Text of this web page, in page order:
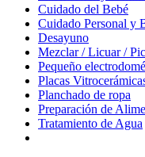
Cuidado del Bebé
Cuidado Personal y
Desayuno
Mezclar / Licuar /
Pequeño
Placas
Planchado de ropa
Preparación de
Tratamiento de Agua